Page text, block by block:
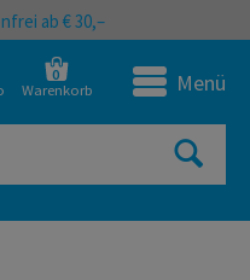
ab € 30,–
0
Warenkorb Menü